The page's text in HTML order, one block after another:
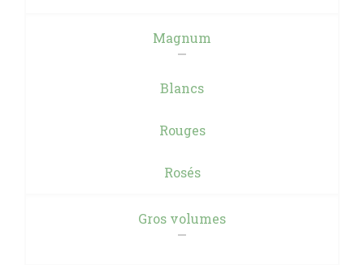
Magnum
Blancs
Rouges
Rosés
Gros volumes